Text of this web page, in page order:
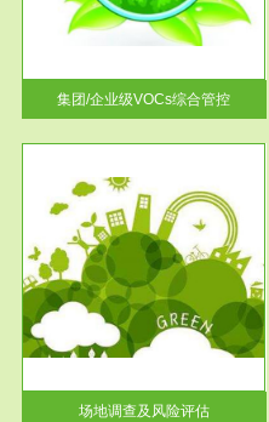
集团/企业级VOCs综合管控
根据《石化行业挥发性有机物综
合整治方案》文件要求，到2017
年，全...
场地调查及风险评估
服务范围
土壤修复